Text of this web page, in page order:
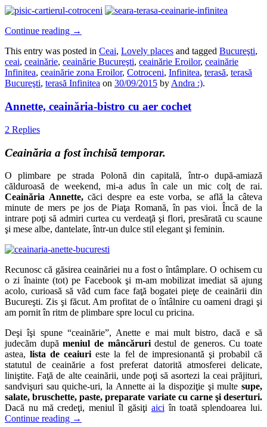
Continue reading →
This entry was posted in Ceai, Lovely places and tagged Bucureşti,
ceai, ceainărie, ceainărie Bucureşti, ceainărie Eroilor, ceainărie
Infinitea, ceainărie zona Eroilor, Cotroceni, Infinitea, terasă, terasă
Bucureşti, terasă Infinitea on 30/09/2015 byAndra :).
Annette, ceainăria-bistro cu aer cochet
2 Replies
Ceainăria a fost închisă temporar.
O plimbare pe strada Polonă din capitală, într-o după-amiază
călduroasă de weekend, mi-a adus în cale un mic colţ de rai.
Ceainăria Annette,căci despre ea este vorba, se află la câteva
minute de mers pe jos de Piaţa Romană, în pas vioi. Încă de la
intrare poţi să admiri curtea cu verdeaţă şi flori, presărată cu scaune
şi mese albe, dantelate, într-un dulce stil elegant şi feminin.
Recunosc că găsirea ceainăriei nu a fost o întâmplare. O ochisem cu
o zi înainte (tot) pe Facebook şi m-am mobilizat imediat să ajung
acolo, curioasă să văd cum face faţă bogatei pieţe de ceainării din
Bucureşti. Zis şi făcut. Am profitat de o întâlnire cu oameni dragi şi
am pornit în ritm de plimbare spre locul cu pricina.
Deşi îşi spune “ceainărie”, Anette e mai mult bistro, dacă e să
judecăm dupămeniul de mâncăruridestul de generos. Cu toate
astea,lista de ceaiurieste la fel de impresionantă şi probabil că
statutul de ceainărie a fost preferat datorită atmosferei delicate,
liniştite. Faţă de alte ceainării, unde poţi să asortezi la ceai prăjituri,
sandvişuri sau quiche-uri, la Annette ai la dispoziţie şi multe supe,
salate, bruschette, paste, preparate variate cu carne şi deserturi.
Dacă nu mă credeţi, meniul îl găsiţi aici în toată splendoarea lui.
Continue reading →